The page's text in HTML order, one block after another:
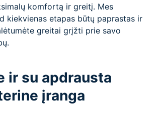
komfortą ir greitį. Mes
kiekvienas etapas būtų paprastas ir
greitai grįžti prie savo
ir su apdrausta
įranga